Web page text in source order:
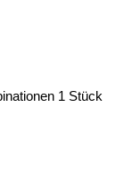
1 Stück